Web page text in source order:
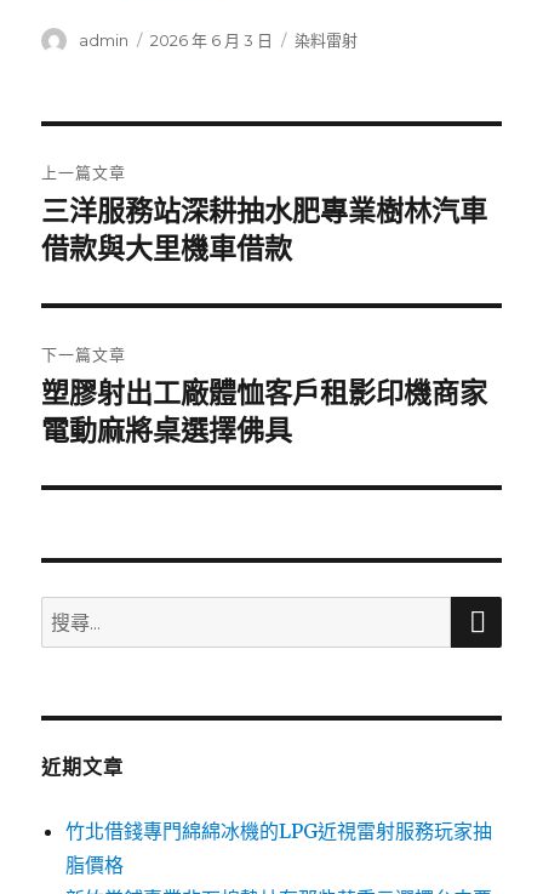
作
admin
發
2026 年 6 月 3 日
分
染料雷射
章
導
覽
上一篇文章
上
一
文
章:
三洋服務站深耕抽水肥專業樹林汽車
借款與大里機車借款
下一篇文章
下
一
文
塑膠射出工廠體恤客戶租影印機商家
電動麻將桌選擇佛具
搜
尋
鍵
搜
近期文章
竹北借錢專門綿綿冰機的LPG近視雷射服務玩家抽
脂價格